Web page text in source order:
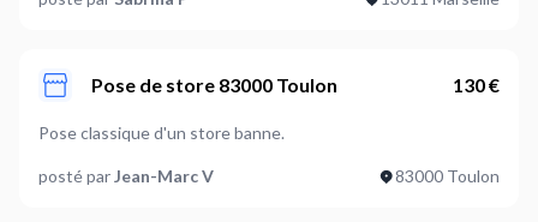
Pose de store 83000 Toulon 130 €
Pose classique d'un store banne.
posté parJean-Marc V 83000 Toulon